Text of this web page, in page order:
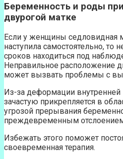
Беременность и роды
двурогой матке
Если у женщины седловидная
наступила самостоятельно, то
сроков находиться под
Неправильное расположение
может вызвать проблемы с
Из-за деформации внутренней
зачастую прикрепляется в
угрозой прерывания
преждевременным
Избежать этого поможет
своевременная терапия.